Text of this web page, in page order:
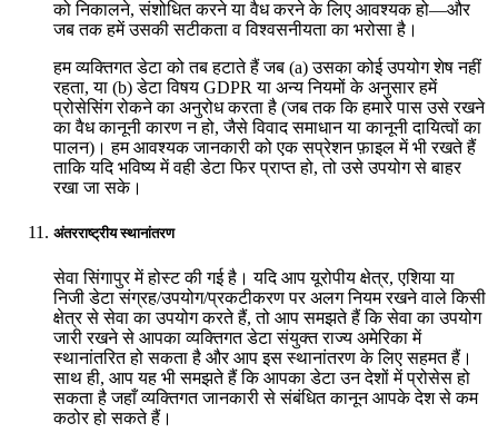
को निकालने, संशोधित करने या वैध करने के लिए आवश्यक हो—और
जब तक हमें उसकी सटीकता व विश्वसनीयता का भरोसा है।
हम व्यक्तिगत डेटा को तब हटाते हैं जब (a) उसका कोई उपयोग शेष नहीं
रहता, या (b) डेटा विषय GDPR या अन्य नियमों के अनुसार हमें
प्रोसेसिंग रोकने का अनुरोध करता है (जब तक कि हमारे पास उसे रखने
का वैध कानूनी कारण न हो, जैसे विवाद समाधान या कानूनी दायित्वों का
पालन)। हम आवश्यक जानकारी को एक सप्रेशन फ़ाइल में भी रखते हैं
ताकि यदि भविष्य में वही डेटा फिर प्राप्त हो, तो उसे उपयोग से बाहर
रखा जा सके।
अंतरराष्ट्रीय स्थानांतरण
सेवा सिंगापुर में होस्ट की गई है। यदि आप यूरोपीय क्षेत्र, एशिया या
निजी डेटा संग्रह/उपयोग/प्रकटीकरण पर अलग नियम रखने वाले किसी
क्षेत्र से सेवा का उपयोग करते हैं, तो आप समझते हैं कि सेवा का उपयोग
जारी रखने से आपका व्यक्तिगत डेटा संयुक्त राज्य अमेरिका में
स्थानांतरित हो सकता है और आप इस स्थानांतरण के लिए सहमत हैं।
साथ ही, आप यह भी समझते हैं कि आपका डेटा उन देशों में प्रोसेस हो
सकता है जहाँ व्यक्तिगत जानकारी से संबंधित कानून आपके देश से कम
कठोर हो सकते हैं।